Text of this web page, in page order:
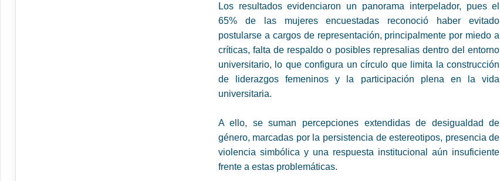
Los resultados evidenciaron un panorama interpelador, pues el
65% de las mujeres encuestadas reconoció haber evitado
postularse a cargos de representación, principalmente por miedo a
críticas, falta de respaldo o posibles represalias dentro del entorno
universitario, lo que configura un círculo que limita la construcción
de liderazgos femeninos y la participación plena en la vida
universitaria.
A ello, se suman percepciones extendidas de desigualdad de
género, marcadas por la persistencia de estereotipos, presencia de
violencia simbólica y una respuesta institucional aún insuficiente
frente a estas problemáticas.